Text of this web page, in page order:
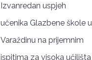
Izvanredan uspjeh
učenika Glazbene škole u
Varaždinu na prijemnim
ispitima za visoka učilišta